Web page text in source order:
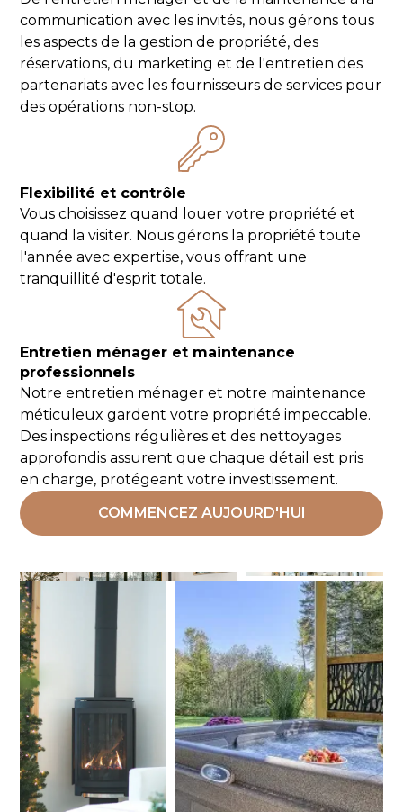
communication avec les invités, nous gérons tous
les aspects de la gestion de propriété, des
réservations, du marketing et de l'entretien des
partenariats avec les fournisseurs de services pour
des opérations non-stop.
Flexibilité et contrôle
Vous choisissez quand louer votre propriété et
quand la visiter. Nous gérons la propriété toute
l'année avec expertise, vous offrant une
tranquillité d'esprit totale.
Entretien ménager et maintenance
professionnels
Notre entretien ménager et notre maintenance
méticuleux gardent votre propriété impeccable.
Des inspections régulières et des nettoyages
approfondis assurent que chaque détail est pris
en charge, protégeant votre investissement.
COMMENCEZ AUJOURD'HUI